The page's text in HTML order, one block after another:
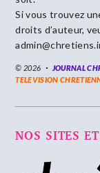
Si vous trouvez
droits d’auteur,
© 2026 JOURNAL
TELEVISION
NOS SITES